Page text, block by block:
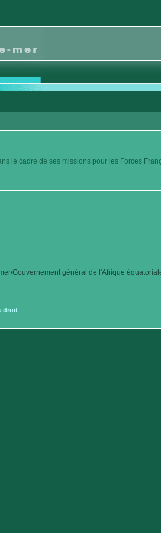
le cadre de ses missions pour les Forces
Gouvernement général de l'Afrique
droit